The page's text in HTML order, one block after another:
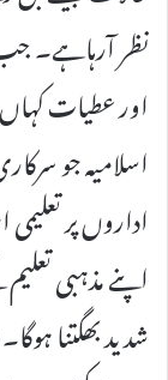
نظر آرہاہے۔ جب
اور عطیات
اسلامیہ جو
اداروں پر
اپنے مذہبی
شدید بھگتنا